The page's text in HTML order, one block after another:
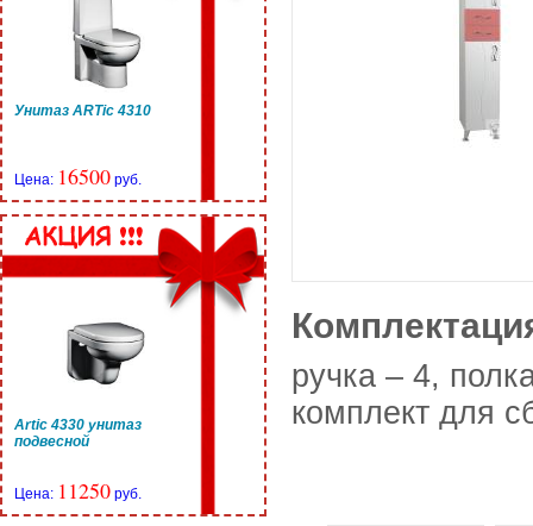
Унитаз ARTic 4310
Цена: 16500 руб.
Artic 4330 унитаз
подвесной
Цена: 11250 руб.
ручка – 4,
комплект для